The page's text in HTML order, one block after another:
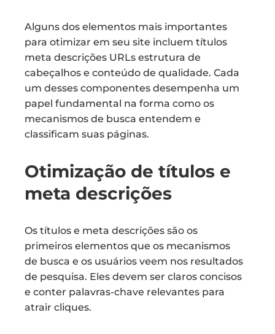
Alguns dos elementos mais importantes
para otimizar em seu site incluem títulos
meta descrições URLs estrutura de
cabeçalhos e conteúdo de qualidade. Cada
um desses componentes desempenha um
papel fundamental na forma como os
mecanismos de busca entendem e
classificam suas páginas.
Otimização de títulos e
meta descrições
Os títulos e meta descrições são os
primeiros elementos que os mecanismos
de busca e os usuários veem nos resultados
de pesquisa. Eles devem ser claros concisos
e conter palavras-chave relevantes para
atrair cliques.